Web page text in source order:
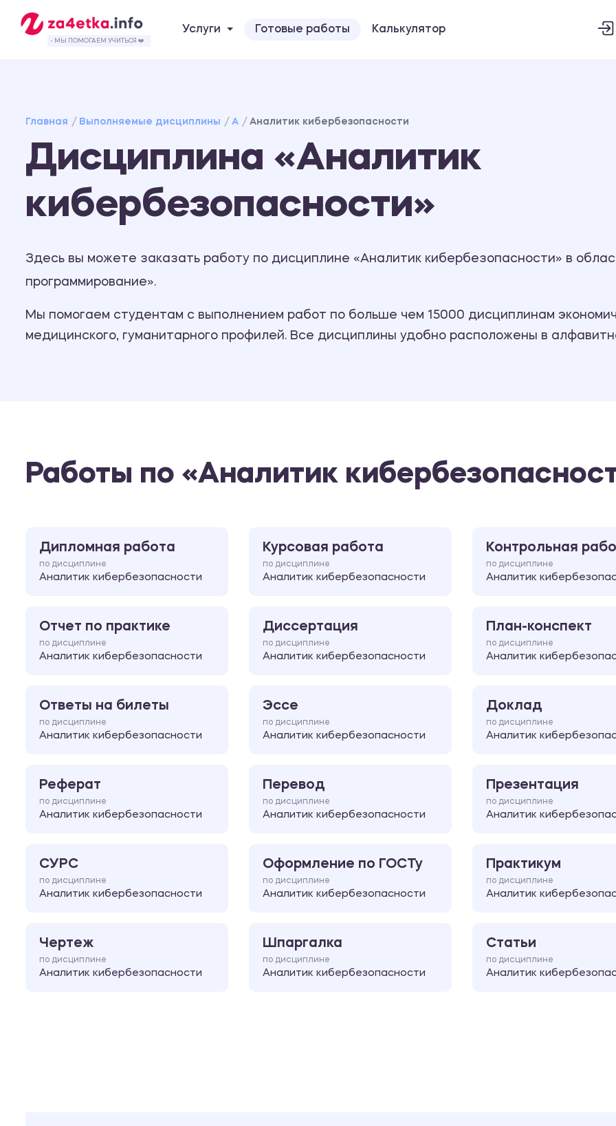
- МЫ ПОМОГАЕМ УЧИТЬСЯ ❤️
Услуги Готовые работы Калькулятор
Главная Выполняемые дисциплины А Аналитик кибербезопасности
Дисциплина «Аналитик
кибербезопасности»
Здесь вы можете заказать работу по дисциплине «Аналитик кибербезопасности» в
программирование».
Мы помогаем студентам с выполнением работ по больше чем 15000 дисциплинам
медицинского, гуманитарного профилей. Все дисциплины удобно расположены в
Работы по «Аналитик
Дипломная работа
по дисциплине
Аналитик кибербезопасности
Курсовая работа
по дисциплине
Аналитик кибербезопасности
Контрольная
по дисциплине
Аналитик
Отчет по практике
по дисциплине
Аналитик кибербезопасности
Диссертация
по дисциплине
Аналитик кибербезопасности
План-конспект
по дисциплине
Аналитик
Ответы на билеты
по дисциплине
Аналитик кибербезопасности
Эссе
по дисциплине
Аналитик кибербезопасности
Доклад
по дисциплине
Аналитик
Реферат
по дисциплине
Аналитик кибербезопасности
Перевод
по дисциплине
Аналитик кибербезопасности
Презентация
по дисциплине
Аналитик
СУРС
по дисциплине
Аналитик кибербезопасности
Оформление по ГОСТу
по дисциплине
Аналитик кибербезопасности
Практикум
по дисциплине
Аналитик
Чертеж
по дисциплине
Аналитик кибербезопасности
Шпаргалка
по дисциплине
Аналитик кибербезопасности
Статьи
по дисциплине
Аналитик